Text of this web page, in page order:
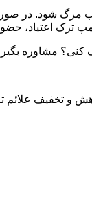
شود. در صورتی
ترک اعتیاد،
مشاوره بگیر
و تخفیف علائم